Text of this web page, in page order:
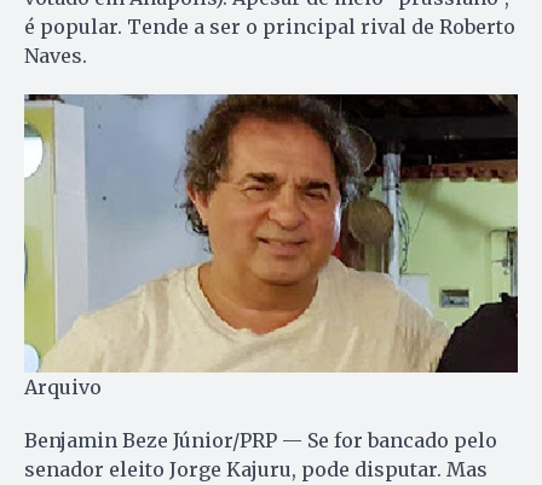
é popular. Tende a ser o principal rival de Roberto
Naves.
Arquivo
Benjamin Beze Júnior/PRP — Se for bancado pelo
senador eleito Jorge Kajuru, pode disputar. Mas